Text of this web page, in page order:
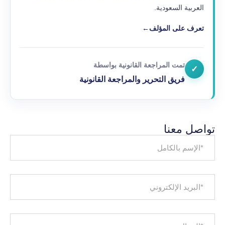
العربية السعودية.
تعرف على المؤلف←
✓ تمت المراجعة القانونية بواسطة
فريق التحرير والمراجعة القانونية
تواصل معنا